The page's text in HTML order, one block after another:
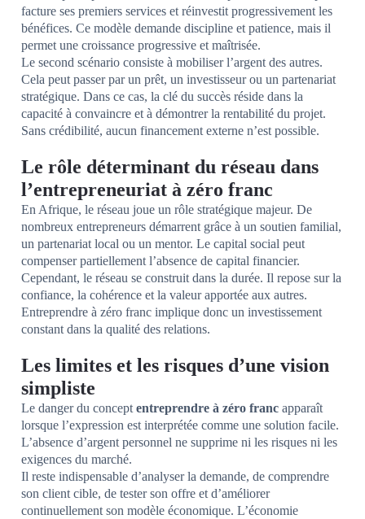
facture ses premiers services et réinvestit progressivement les
bénéfices. Ce modèle demande discipline et patience, mais il
permet une croissance progressive et maîtrisée.
Le second scénario consiste à mobiliser l’argent des autres.
Cela peut passer par un prêt, un investisseur ou un partenariat
stratégique. Dans ce cas, la clé du succès réside dans la
capacité à convaincre et à démontrer la rentabilité du projet.
Sans crédibilité, aucun financement externe n’est possible.
Le rôle déterminant du réseau dans
l’entrepreneuriat à zéro franc
En Afrique, le réseau joue un rôle stratégique majeur. De
nombreux entrepreneurs démarrent grâce à un soutien familial,
un partenariat local ou un mentor. Le capital social peut
compenser partiellement l’absence de capital financier.
Cependant, le réseau se construit dans la durée. Il repose sur la
confiance, la cohérence et la valeur apportée aux autres.
Entreprendre à zéro franc implique donc un investissement
constant dans la qualité des relations.
Les limites et les risques d’une vision
simpliste
Le danger du concept entreprendre à zéro franc apparaît
lorsque l’expression est interprétée comme une solution facile.
L’absence d’argent personnel ne supprime ni les risques ni les
exigences du marché.
Il reste indispensable d’analyser la demande, de comprendre
son client cible, de tester son offre et d’améliorer
continuellement son modèle économique. L’économie